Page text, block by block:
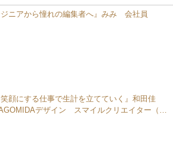
ジニアから憧れの編集者へ』みみ 会社員
笑顔にする仕事で生計を立てていく』和田佳
デザイン スマイルクリエイター（デ